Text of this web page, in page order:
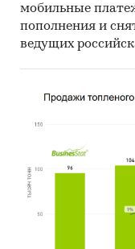
поставки
США.
- Большую часть
экспортеров
42%),
`АЗНЕФТЬ`
КОМПАНИИ
РЕСПУБЛИКИ
Данные игроков
Также в
информация об
мобильные
пополнения и
ведущих